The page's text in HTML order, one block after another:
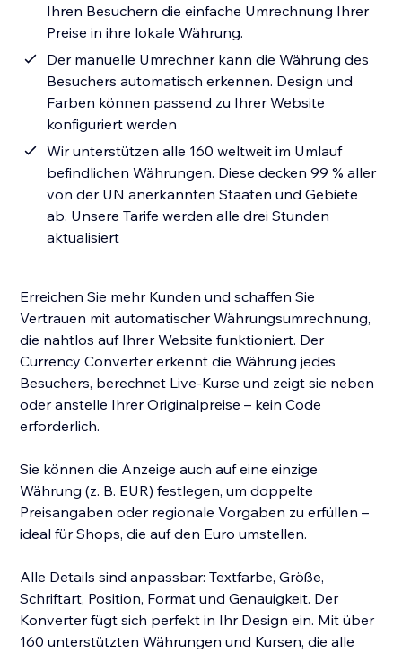
Ihren Besuchern die einfache Umrechnung Ihrer
Preise in ihre lokale Währung.
Der manuelle Umrechner kann die Währung des
Besuchers automatisch erkennen. Design und
Farben können passend zu Ihrer Website
konfiguriert werden
Wir unterstützen alle 160 weltweit im Umlauf
befindlichen Währungen. Diese decken 99 % aller
von der UN anerkannten Staaten und Gebiete
ab. Unsere Tarife werden alle drei Stunden
aktualisiert
Erreichen Sie mehr Kunden und schaffen Sie
Vertrauen mit automatischer Währungsumrechnung,
die nahtlos auf Ihrer Website funktioniert. Der
Currency Converter erkennt die Währung jedes
Besuchers, berechnet Live-Kurse und zeigt sie neben
oder anstelle Ihrer Originalpreise – kein Code
erforderlich.
Sie können die Anzeige auch auf eine einzige
Währung (z. B. EUR) festlegen, um doppelte
Preisangaben oder regionale Vorgaben zu erfüllen –
ideal für Shops, die auf den Euro umstellen.
Alle Details sind anpassbar: Textfarbe, Größe,
Schriftart, Position, Format und Genauigkeit. Der
Konverter fügt sich perfekt in Ihr Design ein. Mit über
160 unterstützten Währungen und Kursen, die alle